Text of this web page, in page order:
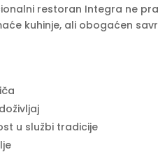
restoran Integra ne
kuhinje, ali obogaćen
u službi tradicije